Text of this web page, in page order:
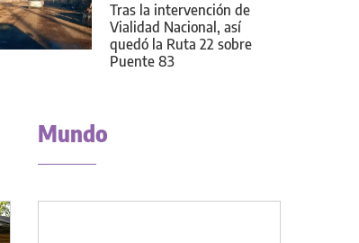
Tras la intervención de
Vialidad Nacional, así
quedó la Ruta 22 sobre
Puente 83
Mundo